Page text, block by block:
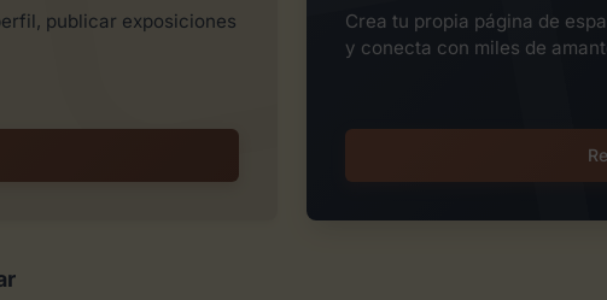
publicar exposiciones
Crea tu propia página de
y conecta con miles de